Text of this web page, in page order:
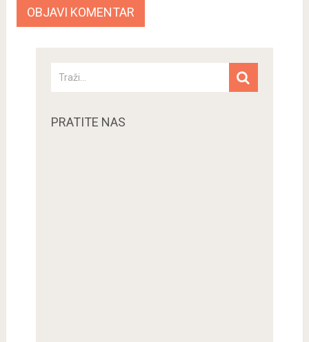
PRATITE NAS